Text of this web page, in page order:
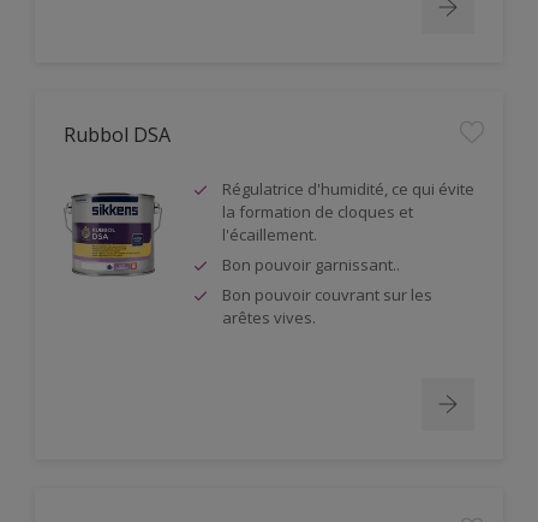
Rubbol DSA
Régulatrice d'humidité, ce qui évite
la formation de cloques et
l'écaillement.
Bon pouvoir garnissant..
Bon pouvoir couvrant sur les
arêtes vives.